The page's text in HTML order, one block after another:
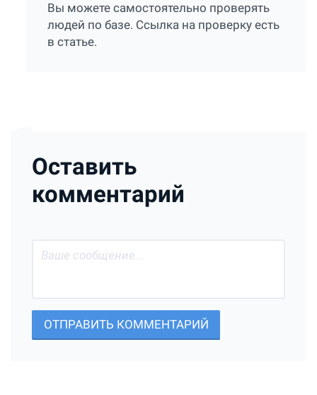
Вы можете самостоятельно проверять
людей по базе. Ссылка на проверку есть
в статье.
Оставить
комментарий
ОТПРАВИТЬ КОММЕНТАРИЙ